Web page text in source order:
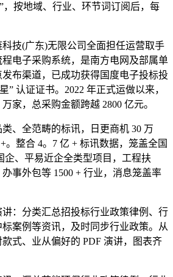
，按地域、行业、环节词订阅后，每
(广东)无限公司全面担任运营取手
电子采购系统，是南方电网及部属单
布渠道，已成功获得国度电子投标投
” 认证证书。2022 年正式运做以来，
家，总采购金额跨越 2800 亿元。
全范畴的标讯，日更商机 30 万
。整合 4。7 亿 + 标讯数据，笼盖全国
企、平易近企全类型项目，工程扶
事外包等 1500 + 行业，消息笼盖率
分类汇总招投标行业政策律例、行
案例等资讯，及时同步行业政策。从
式、业从偏好的 PDF 演讲，图表齐